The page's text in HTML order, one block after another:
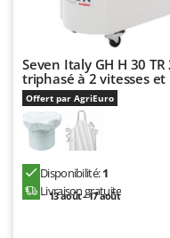
Tondeuses
Tondeuses
Trancheuses
Trancheuses de sol
Transpalettes
Treuils de débardage
Tronçonneuses
Lampacrescia -
Landxcape
LAR Casalinghi
Lavor
Linea VZ
Lisam
Lotusgrill
Seven Italy GH H 30
triphasé à 2 vitesses
Offert par AgriEuro
Disponibilité:1
Livraison gratuite
13 août - 17 août